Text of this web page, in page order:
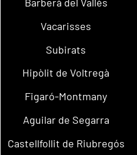
Vacarisses
Subirats
Hipòlit de Voltregà
Figaró-Montmany
Aguilar de Segarra
Castellfollit de Riubregós